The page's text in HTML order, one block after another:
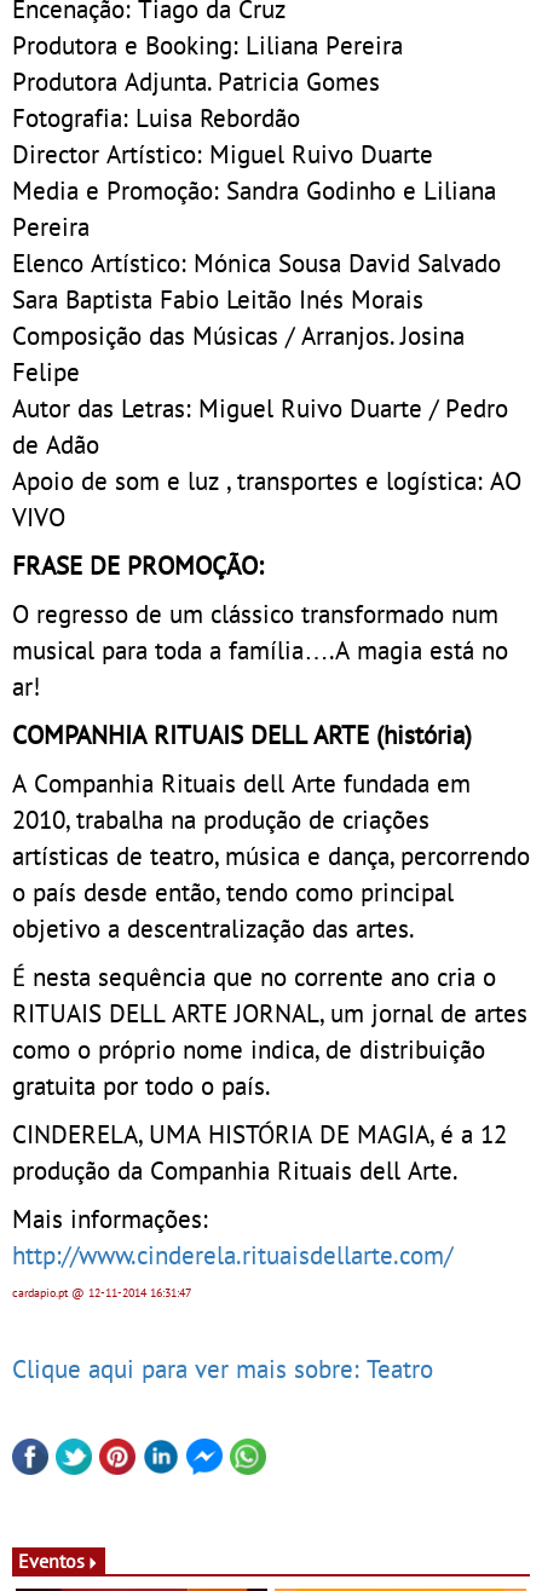
Encenação: Tiago da Cruz
Produtora e Booking: Liliana Pereira
Produtora Adjunta. Patricia Gomes
Fotografia: Luisa Rebordão
Director Artístico: Miguel Ruivo Duarte
Media e Promoção: Sandra Godinho e Liliana
Pereira
Elenco Artístico: Mónica Sousa David Salvado
Sara Baptista Fabio Leitão Inés Morais
Composição das Músicas / Arranjos. Josina
Felipe
Autor das Letras: Miguel Ruivo Duarte / Pedro
de Adão
Apoio de som e luz , transportes e logística: AO
VIVO
FRASE DE PROMOÇÃO:
O regresso de um clássico transformado num
musical para toda a família….A magia está no
ar!
COMPANHIA RITUAIS DELL ARTE (história)
A Companhia Rituais dell Arte fundada em
2010, trabalha na produção de criações
artísticas de teatro, música e dança, percorrendo
o país desde então, tendo como principal
objetivo a descentralização das artes.
É nesta sequência que no corrente ano cria o
RITUAIS DELL ARTE JORNAL, um jornal de artes
como o próprio nome indica, de distribuição
gratuita por todo o país.
CINDERELA, UMA HISTÓRIA DE MAGIA, é a 12
produção da Companhia Rituais dell Arte.
Mais informações:
http://www.cinderela.rituaisdellarte.com/
cardapio.pt@ 12-11-201416:31:47
Clique aqui para ver mais sobre: Teatro
Eventos